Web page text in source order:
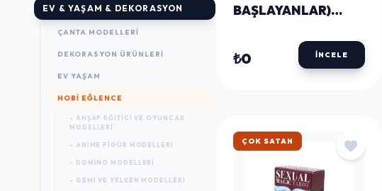
EV & YAŞAM & DEKORASYON
ÇANTA MODELLERI
DEKORASYON ÜRÜNLERI
EV YAŞAM
HOBI EĞLENCE
- AHŞAP EĞITICI VE OYUNCAK
MODELLERI
- ANIME FIGÜR MODELLERI
- DOMINO MODELLERI
- GEMI VE YELKEN MODELLERI
BAŞLAYANLAR)
ALK4335
₺0 İNCELE
HIZLI KARGO